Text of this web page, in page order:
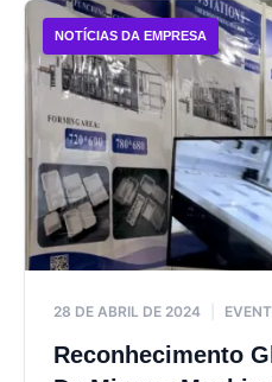
NOTÍCIAS DA EMPRESA
28 DE ABRIL DE 2024
Reconhecimento